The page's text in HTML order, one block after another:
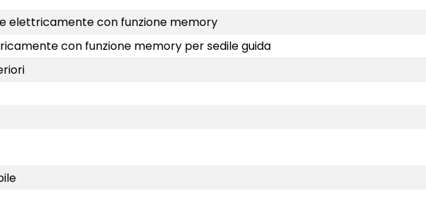
elettricamente con funzione memory
con funzione memory per sedile guida